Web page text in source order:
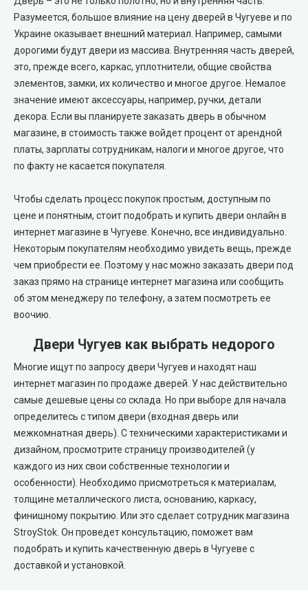
City Line Express
Syndicate Doors (Синдикат Дорс)
STDM
Gorgania (Горгания)
Verto (Верто)
EcoDoors (Экодорс)
Разумеется, большое влияние на цену дверей в Чугуеве и по
Украине оказывает внешний материал. Например, самыми
дорогими будут двери из массива. Внутренняя часть дверей,
это, прежде всего, каркас, уплотнители, общие свойства
элементов, замки, их количество и многое другое. Немалое
значение имеют аксессуары, например, ручки, детали
декора. Если вы планируете заказать дверь в обычном
магазине, в стоимость также войдет процент от арендной
платы, зарплаты сотрудникам, налоги и многое другое, что
по факту не касается покупателя.
Чтобы сделать процесс покупок простым, доступным по
цене и понятным, стоит подобрать и купить двери онлайн в
интернет магазине в Чугуеве. Конечно, все индивидуально.
Некоторым покупателям необходимо увидеть вещь, прежде
чем приобрести ее. Поэтому у нас можно заказать двери под
заказ прямо на странице интернет магазина или сообщить
об этом менеджеру по телефону, а затем посмотреть ее
воочию.
Двери Чугуев как выбрать недорого
Многие ищут по запросу двери Чугуев и находят наш
интернет магазин по продаже дверей. У нас действительно
самые дешевые цены со склада. Но при выборе для начала
определитесь с типом двери (входная дверь или
межкомнатная дверь). С техническими характеристиками и
дизайном, просмотрите страницу производителей (у
каждого из них свои собственные технологии и
особенности). Необходимо присмотреться к материалам,
толщине металлического листа, основанию, каркасу,
финишному покрытию. Или это сделает сотрудник магазина
StroyStok. Он проведет консультацию, поможет вам
подобрать и купить качественную дверь в Чугуеве с
доставкой и установкой.